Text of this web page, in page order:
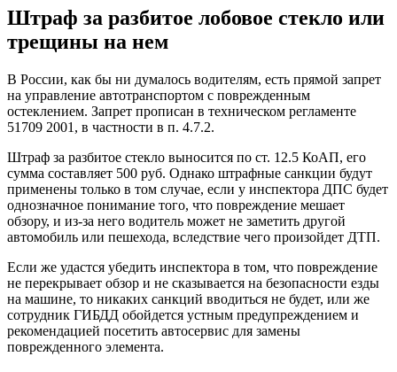
Штраф за разбитое лобовое стекло или
трещины на нем
В России, как бы ни думалось водителям, есть прямой запрет
на управление автотранспортом с поврежденным
остеклением. Запрет прописан в техническом регламенте
51709 2001, в частности в п. 4.7.2.
Штраф за разбитое стекло выносится по ст. 12.5 КоАП, его
сумма составляет 500 руб. Однако штрафные санкции будут
применены только в том случае, если у инспектора ДПС будет
однозначное понимание того, что повреждение мешает
обзору, и из-за него водитель может не заметить другой
автомобиль или пешехода, вследствие чего произойдет ДТП.
Если же удастся убедить инспектора в том, что повреждение
не перекрывает обзор и не сказывается на безопасности езды
на машине, то никаких санкций вводиться не будет, или же
сотрудник ГИБДД обойдется устным предупреждением и
рекомендацией посетить автосервис для замены
поврежденного элемента.